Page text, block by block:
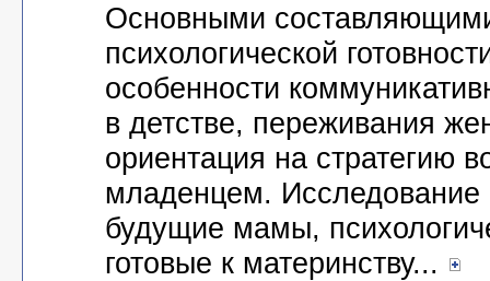
Основными
психологической
особенности
в детстве, переживания
ориентация на стратегию
младенцем. Исследование
будущие мамы,
готовые к материнству...